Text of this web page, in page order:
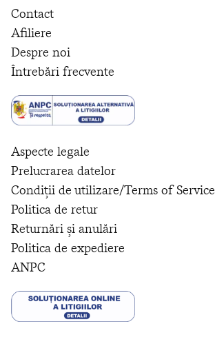
Contact
Afiliere
Despre noi
Întrebări frecvente
Aspecte legale
Prelucrarea datelor
Condiții de utilizare/Terms of Service
Politica de retur
Returnări și anulări
Politica de expediere
ANPC